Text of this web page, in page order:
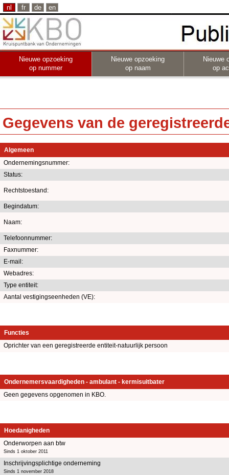
nl fr de en
Nieuwe opzoeking
op nummer
Nieuwe opzoeking
op naam
Nieuwe
op
Gegevens van de
Algemeen
Ondernemingsnummer:
Status:
Rechtstoestand:
Begindatum:
Naam:
Telefoonnummer:
Faxnummer:
E-mail:
Webadres:
Type entiteit:
Aantal vestigingseenheden (VE):
Functies
Oprichter van een geregistreerde entiteit-natuurlijk persoon
Ondernemersvaardigheden - ambulant - kermisuitbater
Geen gegevens opgenomen in KBO.
Hoedanigheden
Onderworpen aan btw
Sinds 1 oktober 2011
Inschrijvingsplichtige onderneming
Sinds 1 november 2018